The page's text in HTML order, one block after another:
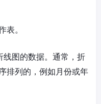
表。
图的数据。通常，折
排列的，例如月份或年